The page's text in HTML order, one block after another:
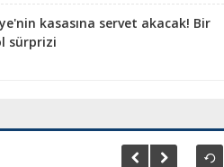
kasasına servet akacak! Bir
sürprizi